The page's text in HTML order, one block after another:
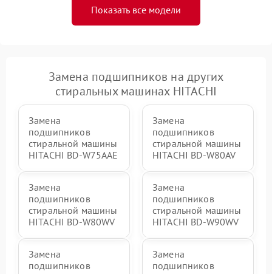
Показать все модели
Замена подшипников на других
стиральных машинах HITACHI
Замена
подшипников
стиральной машины
HITACHI BD-W75AAE
Замена
подшипников
стиральной машины
HITACHI BD-W80AV
Замена
подшипников
стиральной машины
HITACHI BD-W80WV
Замена
подшипников
стиральной машины
HITACHI BD-W90WV
Замена
подшипников
Замена
подшипников